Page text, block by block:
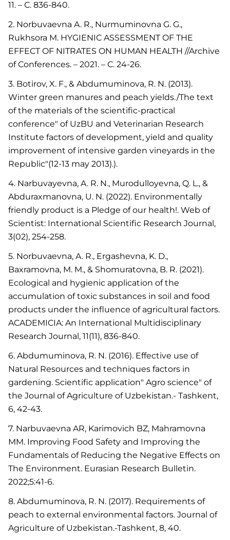
11. – С. 836-840.
2. Norbuvaevna A. R., Nurmuminovna G. G.,
Rukhsora M. HYGIENIC ASSESSMENT OF THE
EFFECT OF NITRATES ON HUMAN HEALTH //Archive
of Conferences. – 2021. – С. 24-26.
3. Botirov, X. F., & Abdumuminova, R. N. (2013).
Winter green manures and peach yields./The text
of the materials of the scientific-practical
conference" of UzBU and Veterinarian Research
Institute factors of development, yield and quality
improvement of intensive garden vineyards in the
Republic"(12-13 may 2013).).
4. Narbuvayevna, A. R. N., Murodulloyevna, Q. L., &
Abduraxmanovna, U. N. (2022). Environmentally
friendly product is a Pledge of our health!. Web of
Scientist: International Scientific Research Journal,
3(02), 254-258.
5. Norbuvaevna, A. R., Ergashevna, K. D.,
Baxramovna, M. M., & Shomuratovna, B. R. (2021).
Ecological and hygienic application of the
accumulation of toxic substances in soil and food
products under the influence of agricultural factors.
ACADEMICIA: An International Multidisciplinary
Research Journal, 11(11), 836-840.
6. Abdumuminova, R. N. (2016). Effective use of
Natural Resources and techniques factors in
gardening. Scientific application" Agro science" of
the Journal of Agriculture of Uzbekistan.- Tashkent,
6, 42-43.
7. Narbuvaevna AR, Karimovich BZ, Mahramovna
MM. Improving Food Safety and Improving the
Fundamentals of Reducing the Negative Effects on
The Environment. Eurasian Research Bulletin.
2022;5:41-6.
8. Abdumuminova, R. N. (2017). Requirements of
peach to external environmental factors. Journal of
Agriculture of Uzbekistan.-Tashkent, 8, 40.